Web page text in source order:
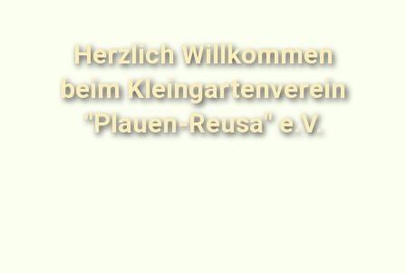
Herzlich Willkommen
beim Kleingartenverein
"Plauen-Reusa" e.V.